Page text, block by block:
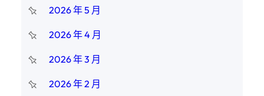
2026 年 5 月
2026 年 4 月
2026 年 3 月
2026 年 2 月